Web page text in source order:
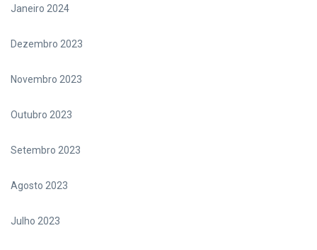
Janeiro 2024
Dezembro 2023
Novembro 2023
Outubro 2023
Setembro 2023
Agosto 2023
Julho 2023